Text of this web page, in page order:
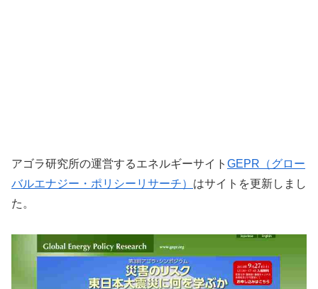
アゴラ研究所の運営するエネルギーサイト GEPR（グロー
バルエナジー・ポリシーリサーチ） はサイトを更新しまし
た。